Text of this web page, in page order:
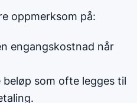
oppmerksom på:
engangskostnad når
beløp som ofte legges til